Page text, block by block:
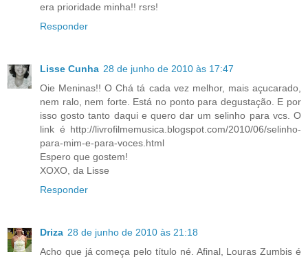
era prioridade minha!! rsrs!
Responder
Lisse Cunha 28 de junho de 2010 às 17:47
Oie Meninas!! O Chá tá cada vez melhor, mais açucarado,
nem ralo, nem forte. Está no ponto para degustação. E por
isso gosto tanto daqui e quero dar um selinho para vcs. O
link é http://livrofilmemusica.blogspot.com/2010/06/selinho-
para-mim-e-para-voces.html
Espero que gostem!
XOXO, da Lisse
Responder
Driza 28 de junho de 2010 às 21:18
Acho que já começa pelo título né. Afinal, Louras Zumbis é